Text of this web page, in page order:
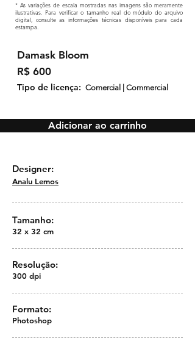
* As variações de escala mostradas nas imagens são meramente
ilustrativas. Para verificar o tamanho real do módulo do arquivo
digital, consulte as informações técnicas disponíveis para cada
estampa.
Damask Bloom
R$ 600
Tipo de licença: Comercial | Commercial
Adicionar ao carrinho
Designer:
Analu Lemos
Tamanho:
32 x 32 cm
Resolução:
300 dpi
Formato:
Photoshop